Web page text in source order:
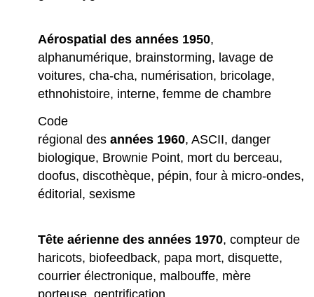
Aérospatial des années 1950,
alphanumérique, brainstorming, lavage de
voitures, cha-cha, numérisation, bricolage,
ethnohistoire, interne, femme de chambre
Code
régional desannées 1960, ASCII, danger
biologique, Brownie Point, mort du berceau,
doofus, discothèque, pépin, four à micro-ondes,
éditorial, sexisme
Tête aérienne des années 1970, compteur de
haricots, biofeedback, papa mort, disquette,
courrier électronique, malbouffe, mère
porteuse, gentrification